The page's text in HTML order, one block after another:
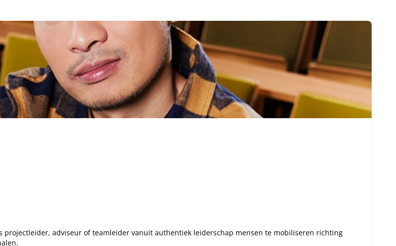
projectleider, adviseur of teamleider vanuit authentiek leiderschap mensen te mobiliseren richting